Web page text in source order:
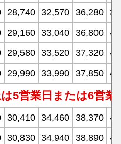
28,740 32,570 36,280
29,160 33,040 36,800
29,580 33,520 37,320
29,990 33,990 37,850
は5営業日または6営
30,410 34,460 38,370
30,830 34,940 38,890